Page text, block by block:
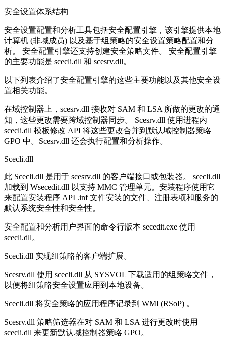
安全设置体系结构
安全设置配置和分析工具包括安全配置引擎，该引擎提供本地
计算机 (非域成员) 以及基于组策略的安全设置策略配置和分
析。 安全配置引擎还支持创建安全策略文件。 安全配置引擎
的主要功能是 scecli.dll 和 scesrv.dll。
以下列表介绍了安全配置引擎的这些主要功能以及其他安全设
置相关功能。
在域控制器上，scesrv.dll 接收对 SAM 和 LSA 所做的更改的通
知，这些更改需要跨域控制器同步。 Scesrv.dll 使用进程内
scecli.dll 模板修改 API 将这些更改合并到默认域控制器策略
GPO 中。Scesrv.dll 还会执行配置和分析操作。
Scecli.dll
此 Scecli.dll 是用于 scesrv.dll 的客户端接口或包装器。 scecli.dll
加载到 Wsecedit.dll 以支持 MMC 管理单元。安装程序使用它
来配置安装程序 API .inf 文件安装的文件、注册表项和服务的
默认系统安全性和安全性。
安全配置和分析用户界面的命令行版本 secedit.exe 使用
scecli.dll。
Scecli.dll 实现组策略的客户端扩展。
Scesrv.dll 使用 scecli.dll 从 SYSVOL 下载适用的组策略文件，
以便将组策略安全设置应用到本地设备。
Scecli.dll 将安全策略的应用程序记录到 WMI (RSoP) 。
Scesrv.dll 策略筛选器在对 SAM 和 LSA 进行更改时使用
scecli.dll 来更新默认域控制器策略 GPO。